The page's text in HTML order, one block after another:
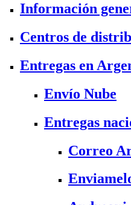
Información
Centros de
Entregas en
Envío Nube
Entregas
Correo